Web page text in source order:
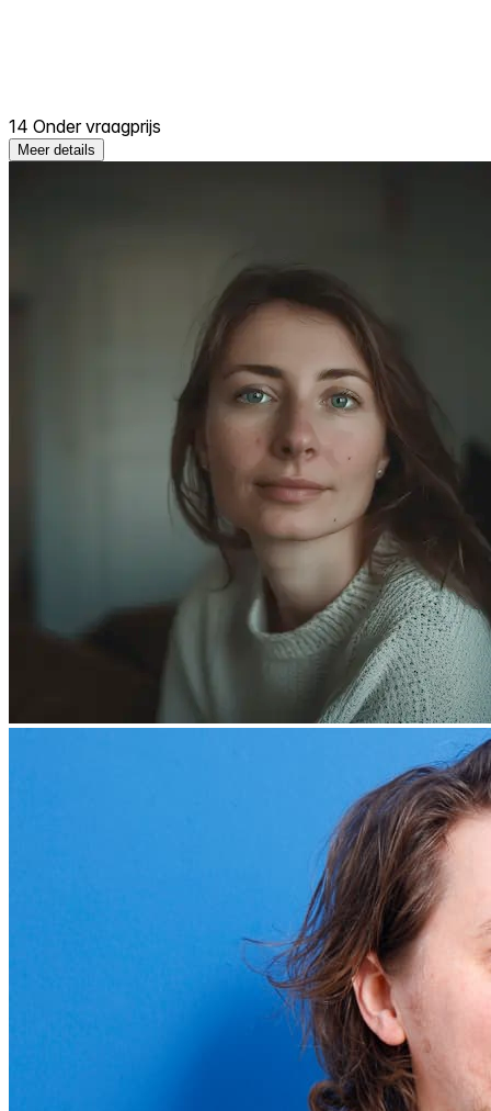
14 Onder vraagprijs
Meer details